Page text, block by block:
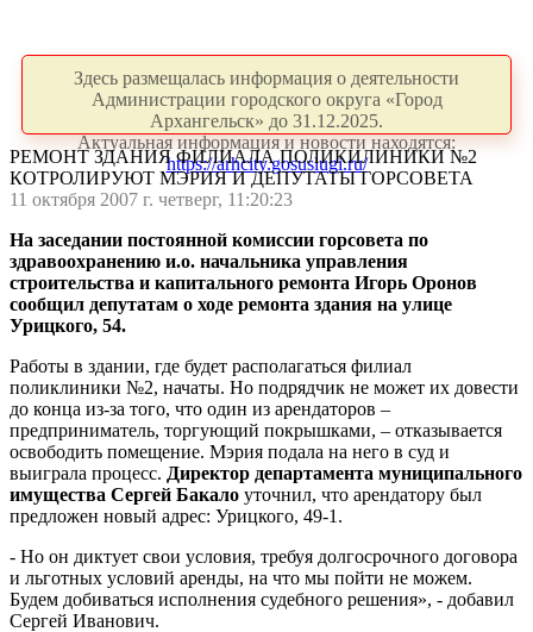
Здесь размещалась информация о деятельности
Администрации городского округа «Город
Архангельск» до 31.12.2025.
Актуальная информация и новости находятся:
https://arhcity.gosuslugi.ru/
РЕМОНТ ЗДАНИЯ ФИЛИАЛА ПОЛИКИЛИНИКИ №2
КОТРОЛИРУЮТ МЭРИЯ И ДЕПУТАТЫ ГОРСОВЕТА
11 октября 2007 г. четверг, 11:20:23
На заседании постоянной комиссии горсовета по
здравоохранению и.о. начальника управления
строительства и капитального ремонта Игорь Оронов
сообщил депутатам о ходе ремонта здания на улице
Урицкого, 54.
Работы в здании, где будет располагаться филиал
поликлиники №2, начаты. Но подрядчик не может их довести
до конца из-за того, что один из арендаторов –
предприниматель, торгующий покрышками, – отказывается
освободить помещение. Мэрия подала на него в суд и
выиграла процесс. Директор департамента муниципального
имущества Сергей Бакало уточнил, что арендатору был
предложен новый адрес: Урицкого, 49-1.
- Но он диктует свои условия, требуя долгосрочного договора
и льготных условий аренды, на что мы пойти не можем.
Будем добиваться исполнения судебного решения», - добавил
Сергей Иванович.